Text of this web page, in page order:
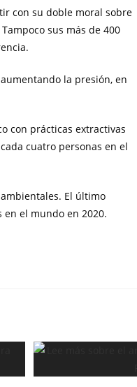
con su doble moral sobre
sus más de 400
la presión, en
con prácticas extractivas
cuatro personas en el
El último
en el mundo en 2020.